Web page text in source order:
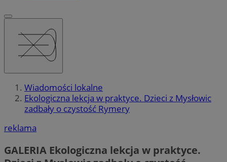
Wiadomości lokalne
Ekologiczna lekcja w praktyce. Dzieci z Mysłowic
zadbały o czystość Rymery
reklama
GALERIA Ekologiczna lekcja w praktyce.